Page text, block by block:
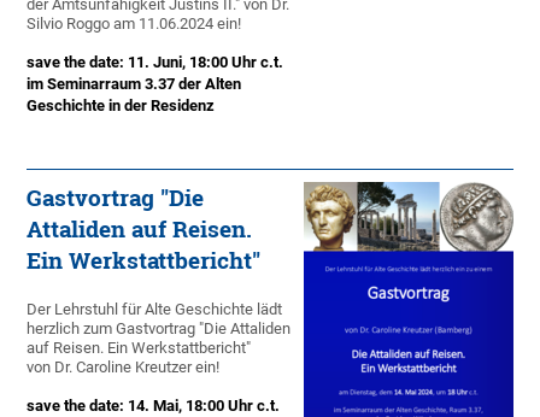
der Amtsunfähigkeit Justins II." von Dr.
Silvio Roggo am 11.06.2024 ein!
save the date: 11. Juni, 18:00 Uhr c.t.
im Seminarraum 3.37 der Alten
Geschichte in der Residenz
Gastvortrag "Die
Attaliden auf Reisen.
Ein Werkstattbericht"
Der Lehrstuhl für Alte Geschichte lädt
herzlich zum Gastvortrag "Die Attaliden
auf Reisen. Ein Werkstattbericht"
von Dr. Caroline Kreutzer ein!
save the date: 14. Mai, 18:00 Uhr c.t.